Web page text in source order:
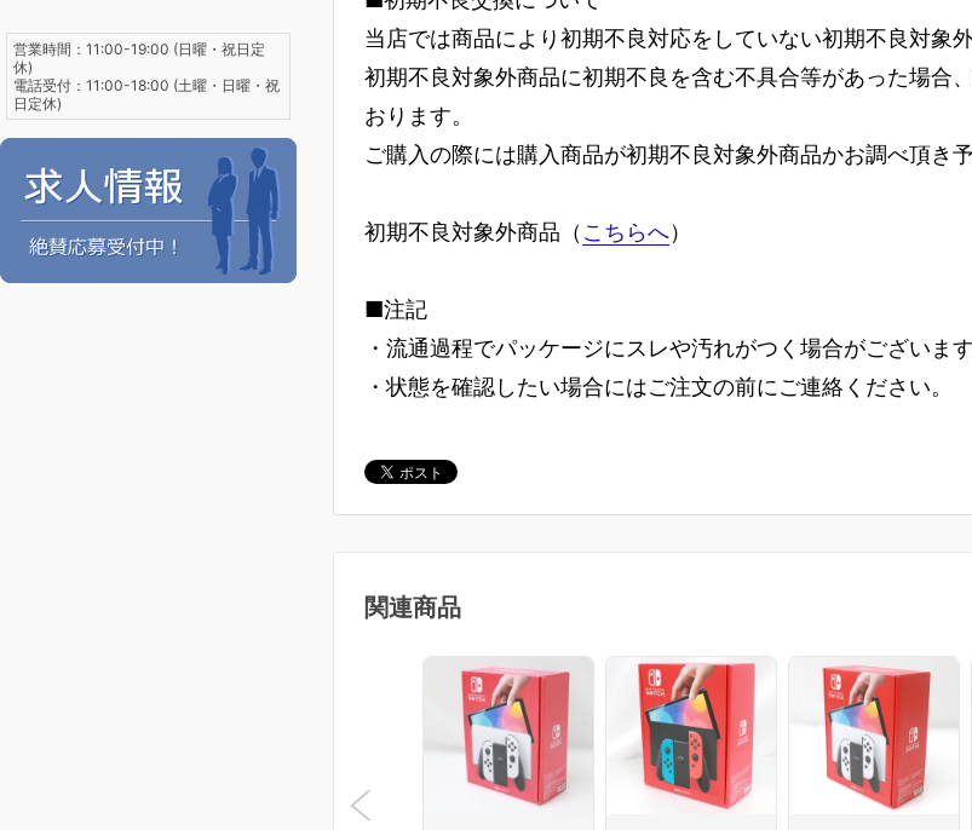
当店では商品により初期不良対応をしていない初期不良対象
初期不良対象外商品に初期不良を含む不具合等があった場合
おります。
ご購入の際には購入商品が初期不良対象外商品かお調べ頂き
初期不良対象外商品（ こちらへ）
■注記
・流通過程でパッケージにスレや汚れがつく場合がございます
・状態を確認したい場合にはご注文の前にご連絡ください。
関連商品
営業時間：11:00-19:00 (日曜・祝日定
休)
電話受付：11:00-18:00 (土曜・日曜・祝
日定休)